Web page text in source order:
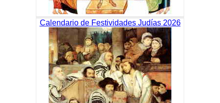
Calendario de Festividades Judías 2026